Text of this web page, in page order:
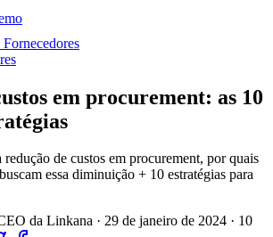
Fornecedores
em procurement: as 10
de custos em procurement, por quais
essa diminuição + 10 estratégias para
da Linkana · 29 de janeiro de 2024 · 10